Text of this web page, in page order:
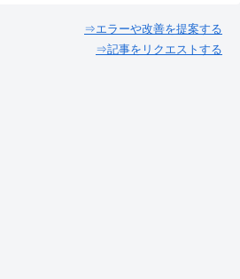
⇒エラーや改善を提案する
⇒記事をリクエストする